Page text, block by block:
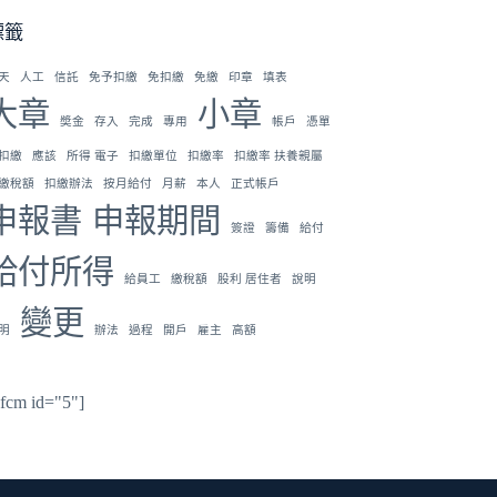
籤
人工 信託 免予扣繳 免扣繳 免繳 印章 填表
章 奬金 存入 完成 專用 小章 帳戶 憑單
繳 應該 所得 電子 扣繳單位 扣繳率 扣繳率 扶養親屬
稅額 扣繳辦法 按月給付 月薪 本人 正式帳戶
報書 申報期間 簽證 籌備 給付
付所得 給員工 繳稅額 股利 居住者 說明
變更 辦法 過程 開戶 雇主 高額
id="5"]